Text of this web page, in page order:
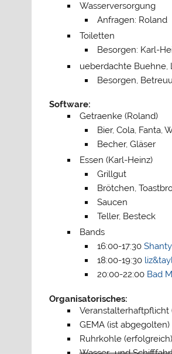
Wasserversorgung
Anfragen: Roland
Toiletten
Besorgen: Karl-
ueberdachte Buehne,
Besorgen,
Software:
Getraenke (Roland)
Bier, Cola, Fanta,
Becher, Gläser
Essen (Karl-Heinz)
Grillgut
Brötchen,
Saucen
Teller, Besteck
Bands
16:00-17:30
18:00-19:30
20:00-22:00 Bad
Organisatorisches:
Veranstalterhaftpflicht
GEMA (ist abgegolten)
Ruhrkohle (erfolgreich)